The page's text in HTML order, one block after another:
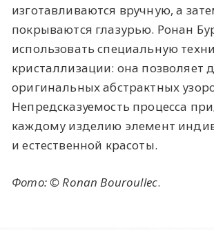
изготавливаются вручную, а
покрываются глазурью. Ронан
использовать специальную
кристаллизации: она позволяет
оригинальных абстрактных
Непредсказуемость процесса
каждому изделию элемент
и естественной красоты.
Фото: © Ronan Bouroullec.